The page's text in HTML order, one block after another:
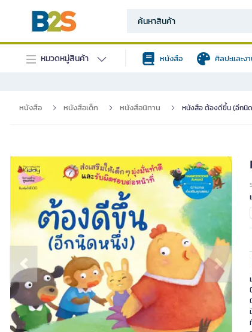
หมวดหมู่สินค้า หนังสือ ศิลปะและง
หนังสือ หนังสือเด็ก หนังสือนิทาน หนังสือ ต้องดีขึ้น (อีกนิ
Previous slide Next slide